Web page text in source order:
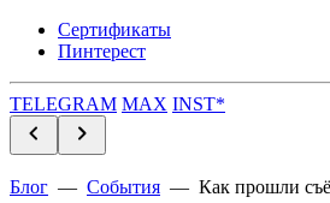
Сертификаты
Пинтерест
TELEGRAM MAX INST*
Блог — События — Как прошли